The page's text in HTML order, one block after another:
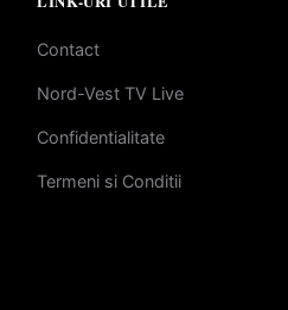
Contact
Nord-Vest TV Live
Confidentialitate
Termeni si Conditii